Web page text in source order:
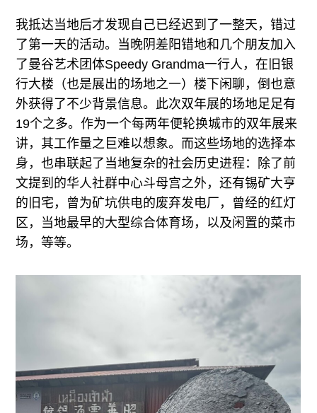
我抵达当地后才发现自己已经迟到了一整天，错过
了第一天的活动。当晚阴差阳错地和几个朋友加入
了曼谷艺术团体Speedy Grandma一行人，在旧银
行大楼（也是展出的场地之一）楼下闲聊，倒也意
外获得了不少背景信息。此次双年展的场地足足有
19个之多。作为一个每两年便轮换城市的双年展来
讲，其工作量之巨难以想象。而这些场地的选择本
身，也串联起了当地复杂的社会历史进程：除了前
文提到的华人社群中心斗母宫之外，还有锡矿大亨
的旧宅，曾为矿坑供电的废弃发电厂，曾经的红灯
区，当地最早的大型综合体育场，以及闲置的菜市
场，等等。